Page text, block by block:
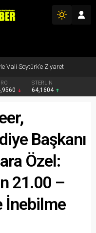
Vali Soytürk’e Ziyaret
STERLİN
64,1604
Başkanı
Özel:
21.00 –
İnebilme